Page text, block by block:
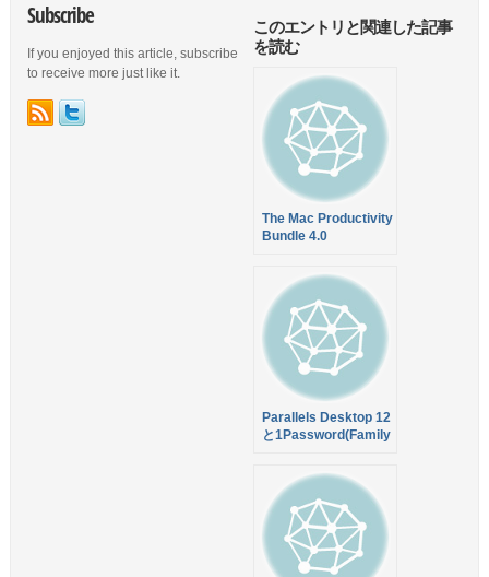
このエントリと関連した記事
を読む
The Mac Productivity
Bundle 4.0
Parallels Desktop 12
と1Password(Family
大90%オフのセール
を実施中！【Black
Friday】
Subscribe
If you enjoyed this article, subscribe
to receive more just like it.